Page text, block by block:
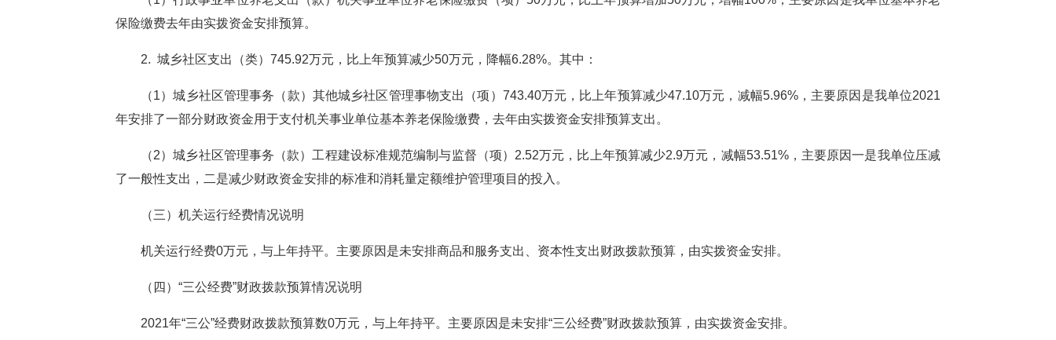
保险缴费去年由实拨资金安排预算。
2. 城乡社区支出（类）745.92万元，比上年预算减少50万元，降幅6.28%。其中：
（1）城乡社区管理事务（款）其他城乡社区管理事物支出（项）743.40万元，比上年预算减少47.10万元，减幅5.96%，主要原因是我单位2021
年安排了一部分财政资金用于支付机关事业单位基本养老保险缴费，去年由实拨资金安排预算支出。
（2）城乡社区管理事务（款）工程建设标准规范编制与监督（项）2.52万元，比上年预算减少2.9万元，减幅53.51%，主要原因一是我单位压减
了一般性支出，二是减少财政资金安排的标准和消耗量定额维护管理项目的投入。
（三）机关运行经费情况说明
机关运行经费0万元， 与 上年持平。 主要原因是未安排商品和服务支出、资本性支出财政拨款预算，由实拨资金安排。
（四） “三公经费”财政拨款预算情况说明
2021年“三公”经费财政拨款预算数0万元，与上年持平。主要原因是未安排“三公经费”财政拨款预算，由实拨资金安排。